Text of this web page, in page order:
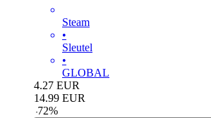
Steam
•
Sleutel
•
GLOBAL
4.27 EUR
14.99 EUR
-72%